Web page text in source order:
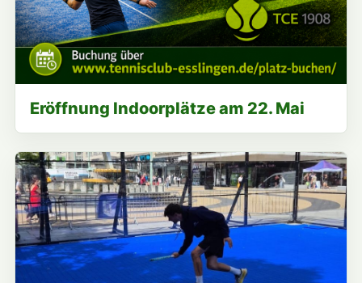
Eröffnung Indoorplätze am 22. Mai